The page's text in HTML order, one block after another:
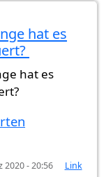
.2019…von
hat es
hat es
2020 - 20:56 Link